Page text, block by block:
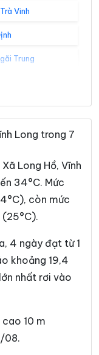
Vinh
Trung
Long
Hưng
Long
Long trong 7
Long Hồ, Vĩnh
34°C. Mức
còn mức
4 ngày đạt từ 1
khoảng 19,4
nhất rơi vào
10 m
08.